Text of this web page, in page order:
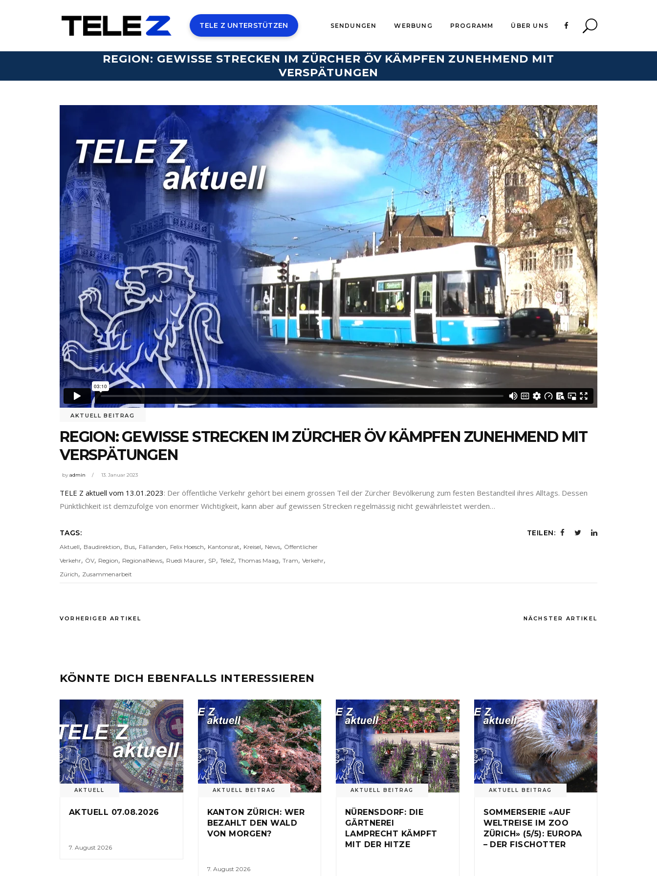
TELE Z UNTERSTÜTZEN SENDUNGEN WERBUNG PROGRAMM ÜBER UNS
REGION: GEWISSE STRECKEN IM ZÜRCHER ÖV KÄMPFEN ZUNEHMEND MIT
VERSPÄTUNGEN
AKTUELL BEITRAG
REGION: GEWISSE STRECKEN IM ZÜRCHER ÖV KÄMPFEN ZUNEHMEND MIT
VERSPÄTUNGEN
byadmin 13. Januar 2023
TELE Z aktuell vom 13.01.2023: Der öffentliche Verkehr gehört bei einem grossen Teil der Zürcher Bevölkerung zum festen Bestandteil ihres Alltags. Dessen
Pünktlichkeit ist demzufolge von enormer Wichtigkeit, kann aber auf gewissen Strecken regelmässig nicht gewährleistet werden…
TAGS:
Aktuell, Baudirektion, Bus, Fällanden, Felix Hoesch, Kantonsrat, Kreisel, News, Öffentlicher
Verkehr, ÖV, Region, RegionalNews, Ruedi Maurer, SP, TeleZ, Thomas Maag, Tram, Verkehr,
Zürich, Zusammenarbeit
TEILEN:
VORHERIGER ARTIKEL NÄCHSTER ARTIKEL
KÖNNTE DICH EBENFALLS INTERESSIEREN
AKTUELL
AKTUELL 07.08.2026
7. August 2026
AKTUELL BEITRAG
KANTON ZÜRICH: WER
BEZAHLT DEN WALD
VON MORGEN?
7. August 2026
AKTUELL BEITRAG
NÜRENSDORF: DIE
GÄRTNEREI
LAMPRECHT KÄMPFT
MIT DER HITZE
AKTUELL BEITRAG
SOMMERSERIE «AUF
WELTREISE IM ZOO
ZÜRICH» (5/5): EUROPA
– DER FISCHOTTER